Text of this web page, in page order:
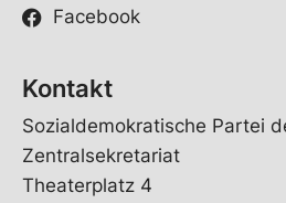
Facebook
Kontakt
Sozialdemokratische Partei
Zentralsekretariat
Theaterplatz 4